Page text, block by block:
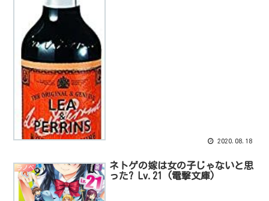
2020.08.18
ラノベ
ネトゲの嫁は女の子じゃないと思
った? Lv.21 (電撃文庫)